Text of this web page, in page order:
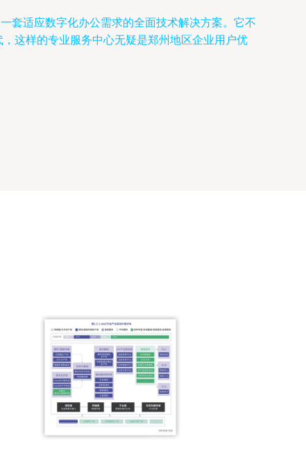
套适应数字化办公需求的全面技术解决方案。它不
这样的专业服务中心无疑是郑州地区企业用户优